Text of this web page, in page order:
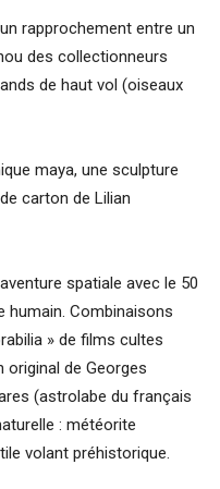
rapprochement entre un
des collectionneurs
de haut vol (oiseaux
maya, une sculpture
carton de Lilian
spatiale avec le 50
humain. Combinaisons
» de films cultes
original de Georges
(astrolabe du français
: météorite
volant préhistorique.